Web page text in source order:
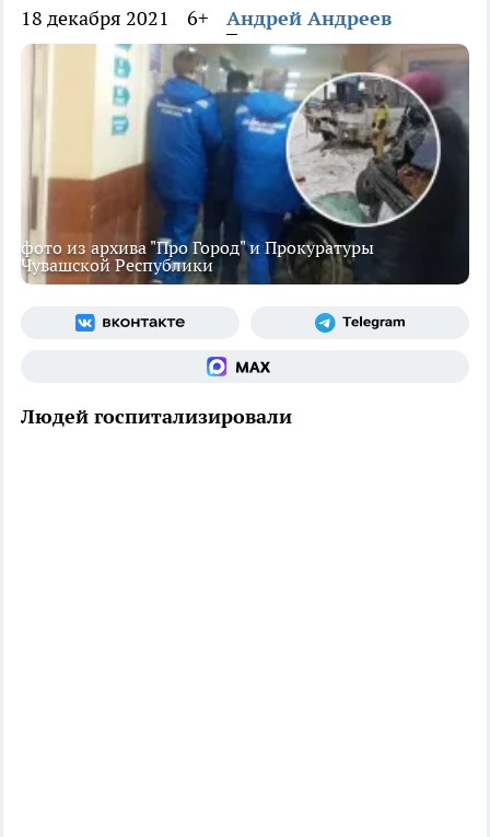
18 декабря 2021 6+ Андрей Андреев
фото из архива "Про Город" и Прокуратуры
Чувашской Республики
Людей госпитализировали